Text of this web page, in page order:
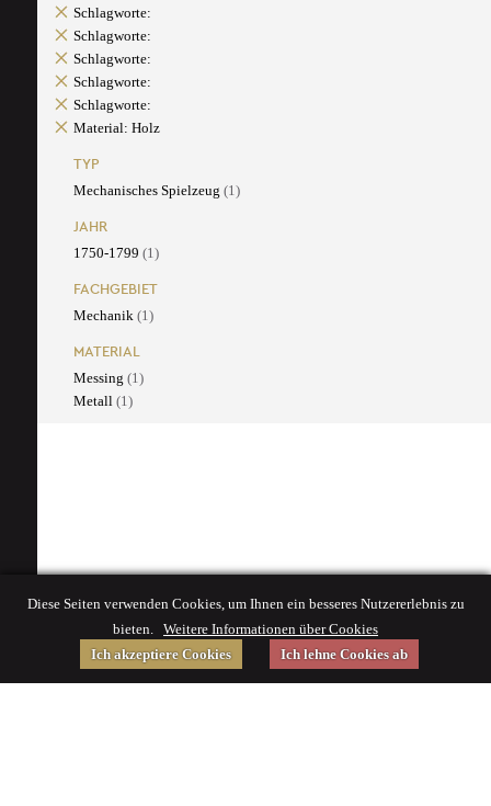
Schlagworte:
Schlagworte:
Schlagworte:
Schlagworte:
Schlagworte:
Material: Holz
TYP
Mechanisches Spielzeug (1)
JAHR
1750-1799 (1)
FACHGEBIET
Mechanik (1)
MATERIAL
Messing (1)
Metall (1)
Diese Seiten verwenden Cookies, um Ihnen ein besseres Nutzererlebnis zu
bieten. Weitere Informationen über Cookies
Ich akzeptiere Cookies
Ich lehne Cookies ab